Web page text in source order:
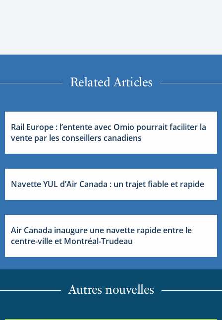
Related Articles
Rail Europe : l’entente avec Omio pourrait faciliter la
vente par les conseillers canadiens
Navette YUL d’Air Canada : un trajet fiable et rapide
Air Canada inaugure une navette rapide entre le
centre-ville et Montréal-Trudeau
Autres nouvelles